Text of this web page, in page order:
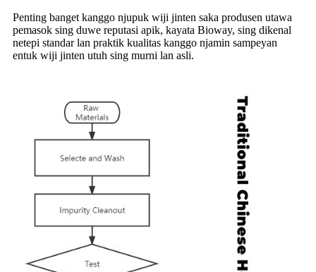
Penting banget kanggo njupuk wiji jinten saka produsen utawa
pemasok sing duwe reputasi apik, kayata Bioway, sing dikenal
netepi standar lan praktik kualitas kanggo njamin sampeyan
entuk wiji jinten utuh sing murni lan asli.